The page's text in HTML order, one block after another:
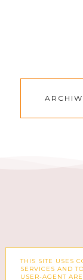
THIS SITE USES
SERVICES AND
USER-AGENT